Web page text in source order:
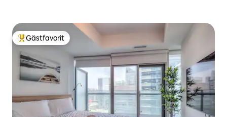
Populär gästfavorit
Gästfavorit